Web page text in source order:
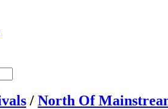
/ North Of